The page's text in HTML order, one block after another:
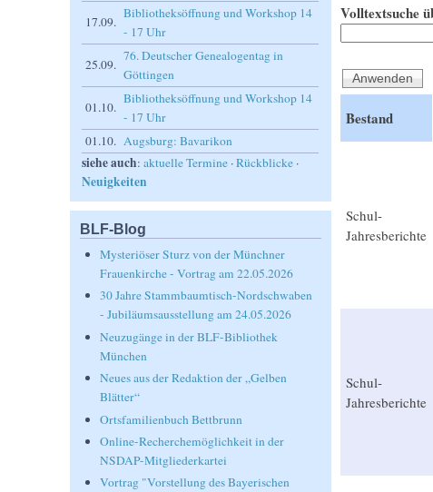
Volltextsuche
Bestand
Schul-
Jahresberichte
Schul-
Jahresberichte
17.09.
Bibliotheksöffnung und Workshop 14
- 17 Uhr
25.09.
76. Deutscher Genealogentag in
Göttingen
01.10.
Bibliotheksöffnung und Workshop 14
- 17 Uhr
01.10. Augsburg: Bavarikon
siehe auch:aktuelle Termine ·Rückblicke ·
Neuigkeiten
BLF-Blog
Mysteriöser Sturz von der Münchner
Frauenkirche - Vortrag am 22.05.2026
30 Jahre Stammbaumtisch-Nordschwaben
- Jubiläumsausstellung am 24.05.2026
Neuzugänge in der BLF-Bibliothek
München
Neues aus der Redaktion der „Gelben
Blätter“
Ortsfamilienbuch Bettbrunn
Online-Recherchemöglichkeit in der
NSDAP-Mitgliederkartei
Vortrag "Vorstellung des Bayerischen